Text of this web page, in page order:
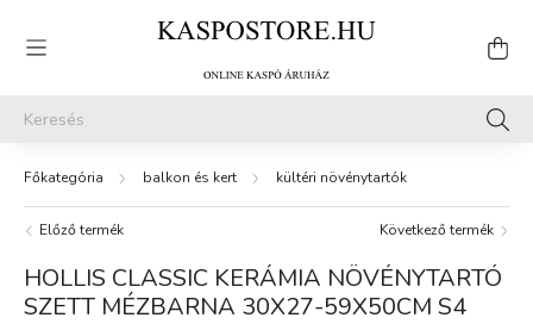
balkon és kert kültéri növénytartók
Előző termék Következő termék
HOLLIS CLASSIC KERÁMIA NÖVÉNYTARTÓ
SZETT MÉZBARNA 30X27-59X50CM S4